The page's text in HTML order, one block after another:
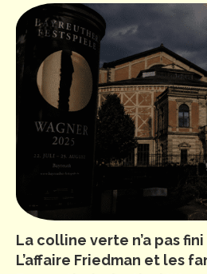
La colline verte n’a pas
L’affaire Friedman et les